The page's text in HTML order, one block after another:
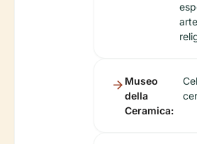
arte
Museo
della
Ceramica: